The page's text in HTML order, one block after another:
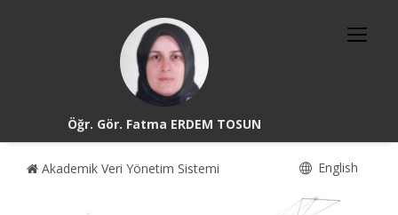
Öğr. Gör. Fatma ERDEM TOSUN
Akademik Veri Yönetim Sistemi English